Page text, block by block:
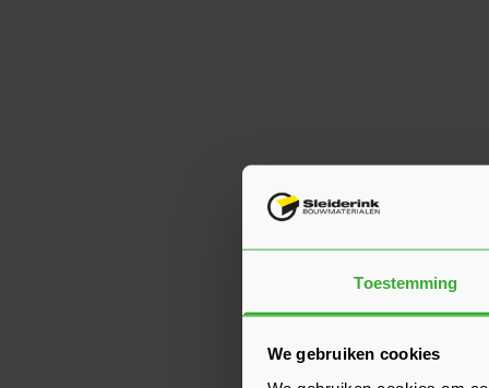
Toestemming
We gebruiken cookies